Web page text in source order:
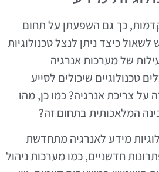
כך גם השפעתן על תחום
כיצד ניתן לנצל טכנולוגיות
של מערכות אנרגיה
טכנולוגיים שיכולים לסייע
על צריכת אנרגיה? כמו כן, מהו
מידע לאנרגיה מתחדשת
חדשניים, כמו מערכות ניהול